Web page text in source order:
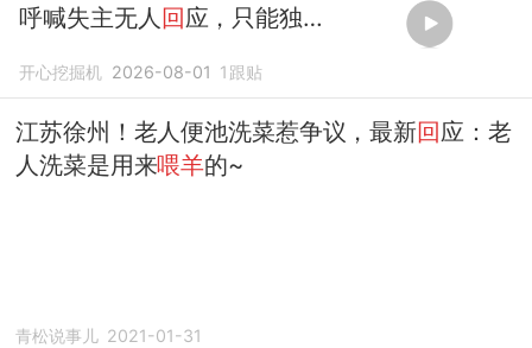
呼喊失主无人 回应，只能独享
开心挖掘机 2026-08-01 1 跟贴
江苏徐州！老人便池洗菜惹争议，最新回应：老
人洗菜是用来喂羊的~
青松说事儿 2021-01-31